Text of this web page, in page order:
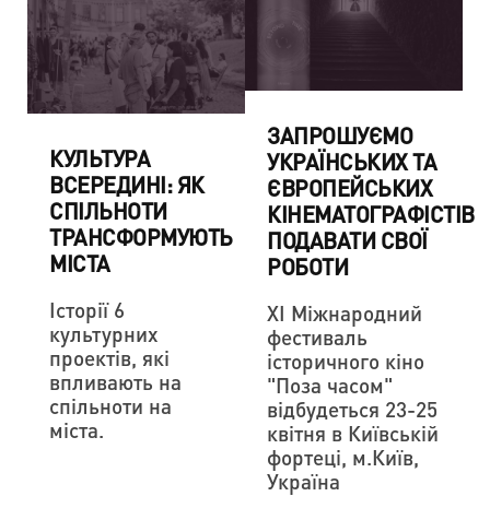
КУЛЬТУРА
ВСЕРЕДИНІ: ЯК
СПІЛЬНОТИ
ТРАНСФОРМУЮТЬ
МІСТА
Історії 6
культурних
проектів, які
впливають на
спільноти на
міста.
ЗАПРОШУЄМО
УКРАЇНСЬКИХ ТА
ЄВРОПЕЙСЬКИХ
КІНЕМАТОГРАФІСТІВ
ПОДАВАТИ СВОЇ
РОБОТИ
XI Міжнародний
фестиваль
історичного кіно
"Поза часом"
відбудеться 23-25
квітня в Київській
фортеці, м.Київ,
Україна